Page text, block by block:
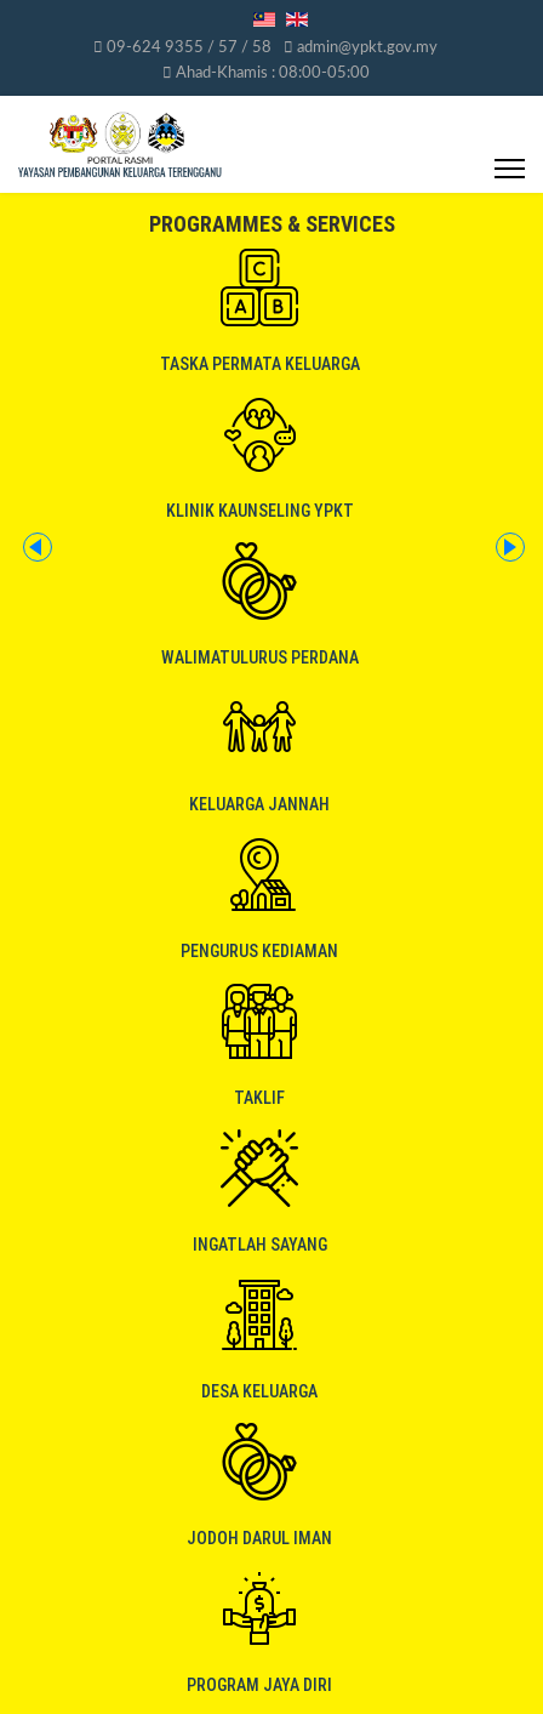
09-624 9355 / 57 / 58
admin@ypkt.gov.my
Ahad-Khamis : 08:00-05:00
PROGRAMMES & SERVICES
TASKA PERMATA KELUARGA
KLINIK KAUNSELING YPKT
WALIMATULURUS PERDANA
KELUARGA JANNAH
PENGURUS KEDIAMAN
TAKLIF
INGATLAH SAYANG
DESA KELUARGA
JODOH DARUL IMAN
PROGRAM JAYA DIRI